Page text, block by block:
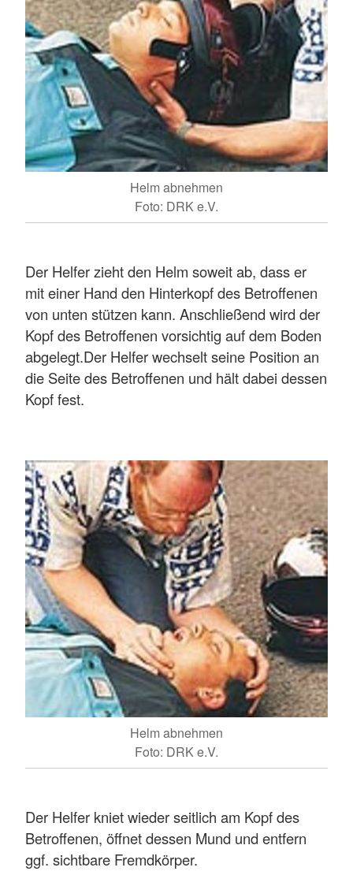
Helm abnehmen
Foto: DRK e.V.
Der Helfer zieht den Helm soweit ab, dass er
mit einer Hand den Hinterkopf des Betroffenen
von unten stützen kann. Anschließend wird der
Kopf des Betroffenen vorsichtig auf dem Boden
abgelegt.Der Helfer wechselt seine Position an
die Seite des Betroffenen und hält dabei dessen
Kopf fest.
Helm abnehmen
Foto: DRK e.V.
Der Helfer kniet wieder seitlich am Kopf des
Betroffenen, öffnet dessen Mund und entfern
ggf. sichtbare Fremdkörper.